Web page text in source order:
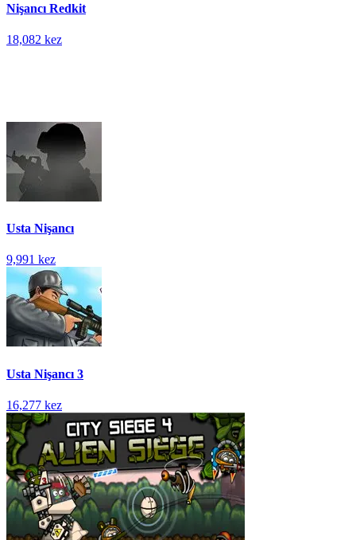
Nişancı Redkit
18,082 kez
Usta Nişancı
9,991 kez
Usta Nişancı 3
16,277 kez